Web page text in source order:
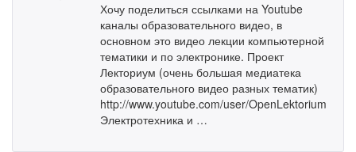
Хочу поделиться ссылками на Youtube
каналы образовательного видео, в
основном это видео лекции компьютерной
тематики и по электронике. Проект
Лекториум (очень большая медиатека
образовательного видео разных тематик)
http://www.youtube.com/user/OpenLektorium
Электротехника и …